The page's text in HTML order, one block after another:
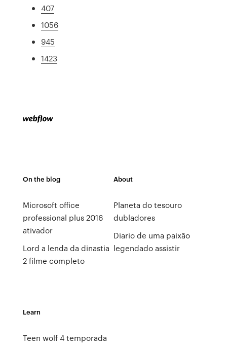
407
1056
945
1423
On the blog
Microsoft office
professional plus 2016
ativador
Lord a lenda da dinastia
2 filme completo
About
Planeta do tesouro
dubladores
Diario de uma paixão
legendado assistir
Learn
Teen wolf 4 temporada